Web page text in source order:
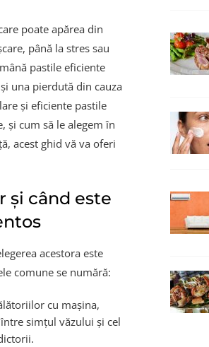
poate apărea din
până la stres sau
pastile eficiente
una pierdută din cauza
și eficiente pastile
și cum să le alegem în
acest ghid vă va oferi
și când este
acestora este
comune se numără:
cu mașina,
simțul văzului și cel